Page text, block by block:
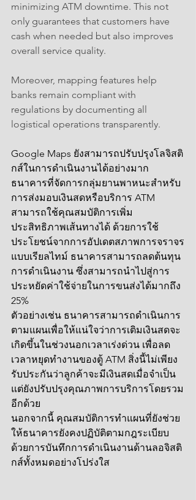
minimizing ATM downtime. This not
only guarantees that customers have
cash when needed but also improves
overall service quality.
Moreover, mapping features help
banks remain compliant with
regulations by documenting all
logistical operations transparently.
Google Maps ยังสามารถปรับปรุงโลจิสติ
กส์ในการดำเนินงานได้อย่างมาก
ธนาคารที่จัดการกลุ่มยานพาหนะสำหรับ
การส่งมอบเงินสดหรือบริการ ATM
สามารถใช้คุณสมบัติการเพิ่ม
ประสิทธิภาพเส้นทางได้ ด้วยการใช้
ประโยชน์จากการอัปเดตสภาพการจราจร
แบบเรียลไทม์ ธนาคารสามารถลดต้นทุน
การดำเนินงาน ซึ่งสามารถนำไปสู่การ
ประหยัดค่าใช้จ่ายในการขนส่งได้มากถึง
25%
ตัวอย่างเช่น ธนาคารสามารถดำเนินการ
ตามแผนเพื่อให้แน่ใจว่าการเติมเงินสดจะ
เกิดขึ้นในช่วงนอกเวลาเร่งด่วน เพื่อลด
เวลาหยุดทำงานของตู้ ATM สิ่งนี้ไม่เพียง
รับประกันว่าลูกค้าจะมีเงินสดเมื่อจำเป็น
แต่ยังปรับปรุงคุณภาพการบริการโดยรวม
อีกด้วย
นอกจากนี้ คุณสมบัติการทำแผนที่ยังช่วย
ให้ธนาคารยังคงปฏิบัติตามกฎระเบียบ
ด้วยการบันทึกการดำเนินงานด้านลอจิสติ
กส์ทั้งหมดอย่างโปร่งใส